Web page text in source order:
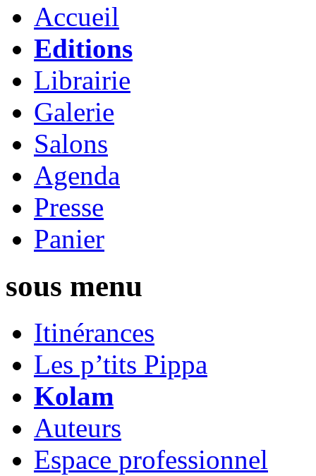
Accueil
Editions
Librairie
Galerie
Salons
Agenda
Presse
Panier
sous menu
Itinérances
Les p’tits Pippa
Kolam
Auteurs
Espace professionnel